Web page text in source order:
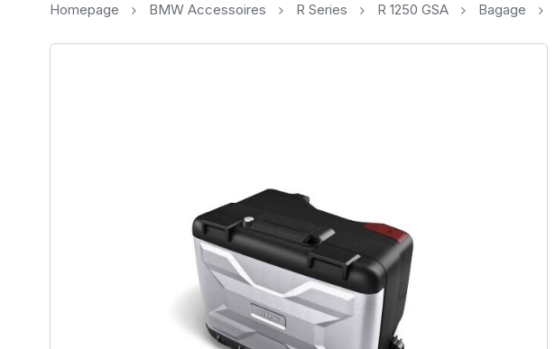
Homepage BMW Accessoires R Series R 1250 GSA Bagage